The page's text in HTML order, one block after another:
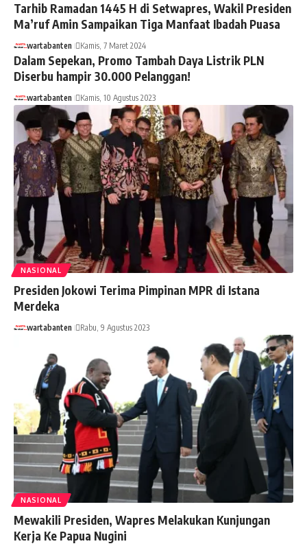
Tarhib Ramadan 1445 H di Setwapres, Wakil Presiden
Ma’ruf Amin Sampaikan Tiga Manfaat Ibadah Puasa
wartabanten Kamis, 7 Maret 2024
Dalam Sepekan, Promo Tambah Daya Listrik PLN
Diserbu hampir 30.000 Pelanggan!
wartabanten Kamis, 10 Agustus 2023
NASIONAL
Presiden Jokowi Terima Pimpinan MPR di Istana
Merdeka
wartabanten Rabu, 9 Agustus 2023
NASIONAL
Mewakili Presiden, Wapres Melakukan Kunjungan
Kerja Ke Papua Nugini